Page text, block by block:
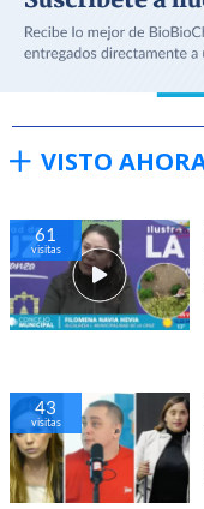
VISTO
61
visitas
43
visitas